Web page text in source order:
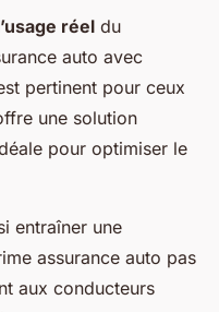
réel du
auto avec
pertinent pour ceux
une solution
pour optimiser le
entraîner une
assurance auto pas
aux conducteurs